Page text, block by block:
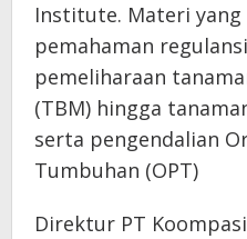
Institute. Materi
pemahaman
pemeliharaan
(TBM) hingga
serta pengendalian
Tumbuhan (OPT)
Direktur PT